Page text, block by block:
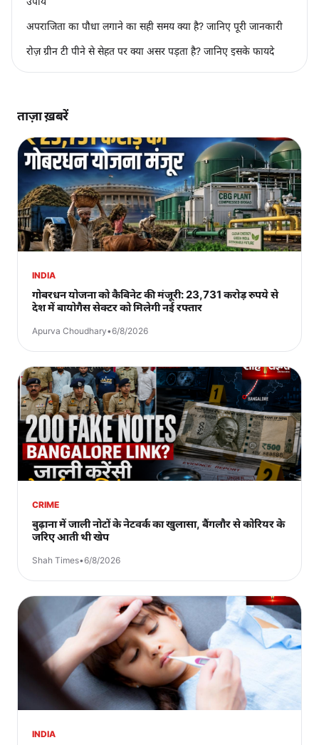
अपराजिता का पौधा लगाने का सही समय क्या है? जानिए पूरी जानकारी
रोज़ ग्रीन टी पीने से सेहत पर क्या असर पड़ता है? जानिए इसके फायदे
ताज़ा ख़बरें
INDIA
गोबरधन योजना को कैबिनेट की मंजूरी: 23,731 करोड़ रुपये से
देश में बायोगैस सेक्टर को मिलेगी नई रफ्तार
Apurva Choudhary•6/8/2026
CRIME
बुढ़ाना में जाली नोटों के नेटवर्क का खुलासा, बैंगलौर से कोरियर के
जरिए आती थी खेप
Shah Times•6/8/2026
INDIA